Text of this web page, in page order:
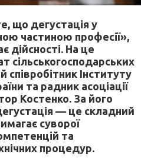
що дегустація у
частиною професії»,
дійсності. На це
сільськогосподарських
співробітник Інституту
та радник асоціації
Костенко. За його
— це складний
суворої
та
процедур.